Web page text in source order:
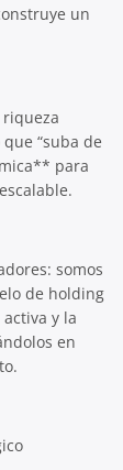
un
“suba de
para
somos
de holding
y la
en